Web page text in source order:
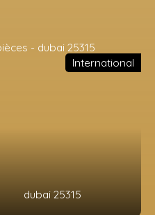
dubai 25315
International